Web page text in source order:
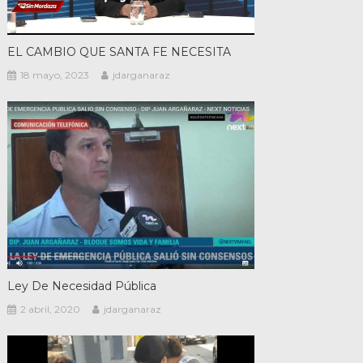
EL CAMBIO QUE SANTA FE NECESITA
18 mayo, 2023 jdarganaraz
Ley De Necesidad Pública
2 abril, 2020 jdarganaraz